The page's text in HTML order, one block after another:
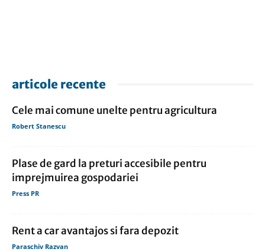
articole recente
Cele mai comune unelte pentru agricultura
Robert Stanescu
Plase de gard la preturi accesibile pentru
imprejmuirea gospodariei
Press PR
Rent a car avantajos si fara depozit
Paraschiv Razvan